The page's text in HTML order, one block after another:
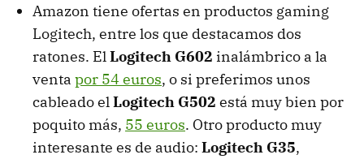
Amazon tiene ofertas en productos gaming
Logitech, entre los que destacamos dos
ratones. ElLogitech G602 inalámbrico a la
venta por 54 euros, o si preferimos unos
cableado elLogitech G502 está muy bien por
poquito más, 55 euros. Otro producto muy
interesante es de audio: Logitech G35,